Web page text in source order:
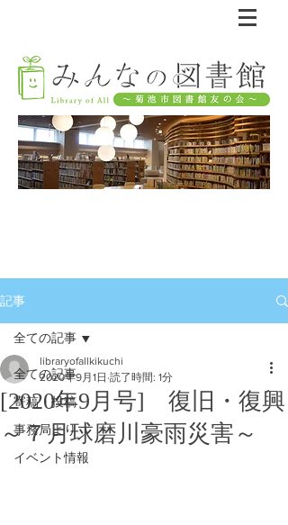
記事
全ての記事
寄稿・投稿
事務局より
イベント情報
全ての記事
[2020年9月号] 復旧・復興
～７月球磨川豪雨災害～
libraryofallkikuchi
2020年9月1日 読了時間: 1分